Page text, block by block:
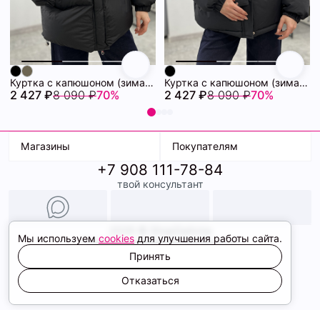
Куртка с капюшоном (зима) 72460880\15
2 427 ₽8 090 ₽70%
Куртка с капюшоном (зима) 72460878\15
2 427 ₽8 090 ₽70%
Магазины
ТК Терминал
ТРК Континент
Покупателям
Доставка
Условия оплаты
Образы
+7 908 111-78-84
твой консультант
Политика конфиденциальности
Соглашение cookie
Сайт создали
Мы используем cookies для улучшения работы сайта.
Принять
Отказаться